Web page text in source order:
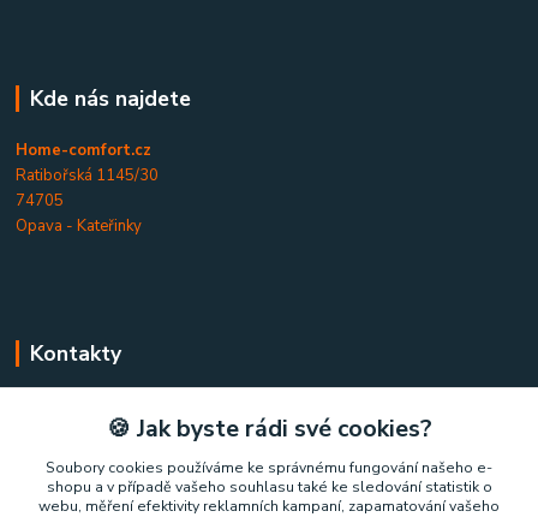
Kde nás najdete
Home-comfort.cz
Ratibořská 1145/30
74705
Opava - Kateřinky
Kontakty
+420 777 852 326
(Po-Pá, 9-17 hod.)
🍪 Jak byste rádi své cookies?
Soubory cookies používáme ke správnému fungování našeho e-
shopu a v případě vašeho souhlasu také ke sledování statistik o
webu, měření efektivity reklamních kampaní, zapamatování vašeho